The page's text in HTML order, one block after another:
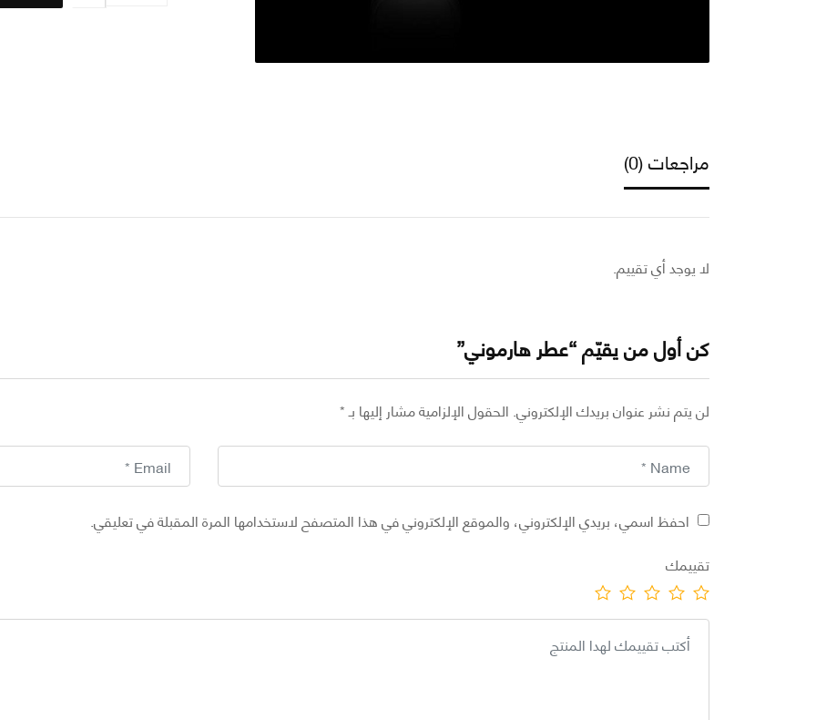
مراجعات (0)
لا يوجد أي تقييم.
كن أول من يقيّم “عطر هارموني”
لن يتم نشر عنوان بريدك الإلكتروني. الحقول الإلزامية مشار إليها بـ*
احفظ اسمي، بريدي الإلكتروني، والموقع الإلكتروني في هذا المتصفح لاستخدامها المرة المقبلة في تعليقي.
تقييمك